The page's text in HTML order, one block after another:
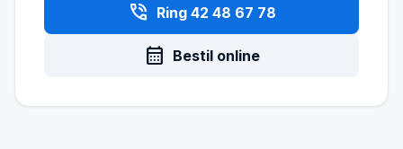
phone_in_talk Ring 42 48 67 78
calendar_month Bestil online